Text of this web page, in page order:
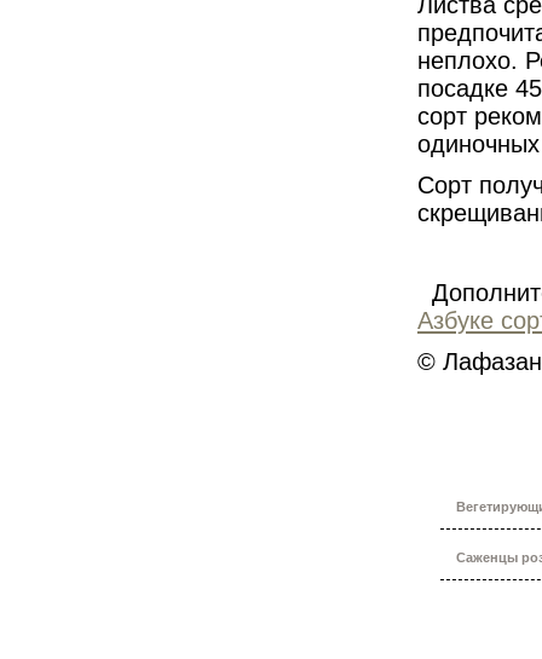
неплохо.
посадке
сорт
Сорт
Азбуке
©
Саженцы